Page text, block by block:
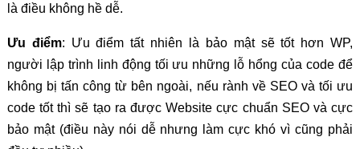
là điều không hề dễ.
Ưu điểm: Ưu điểm tất nhiên là bảo mật sẽ tốt hơn WP,
người lập trình linh động tối ưu những lỗ hổng của code để
không bị tấn công từ bên ngoài, nếu rành về SEO và tối ưu
code tốt thì sẽ tạo ra được Website cực chuẩn SEO và cực
bảo mật (điều này nói dễ nhưng làm cực khó vì cũng phải